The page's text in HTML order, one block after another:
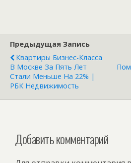
Предыдущая Запись
Квартиры Бизнес-Класса
В Москве За Пять Лет
Стали Меньше На 22% |
РБК Недвижимость
Добавить комментарий